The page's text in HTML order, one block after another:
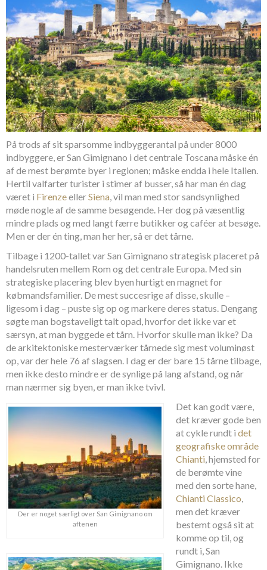
På trods af sit sparsomme indbyggerantal på under 8000
indbyggere, er San Gimignano i det centrale Toscana måske én
af de mest berømte byer i regionen; måske endda i hele Italien.
Hertil valfarter turister i stimer af busser, så har man én dag
været i FirenzeellerSiena , vil man med stor sandsynlighed
møde nogle af de samme besøgende. Her dog på væsentlig
mindre plads og med langt færre butikker og caféer at besøge.
Men er der én ting, man her her, så er det tårne.
Tilbage i 1200-tallet var San Gimignano strategisk placeret på
handelsruten mellem Rom og det centrale Europa. Med sin
strategiske placering blev byen hurtigt en magnet for
købmandsfamilier. De mest succesrige af disse, skulle –
ligesom i dag – puste sig op og markere deres status. Dengang
søgte man bogstaveligt talt opad, hvorfor det ikke var et
særsyn, at man byggede et tårn. Hvorfor skulle man ikke? Da
de arkitektoniske mesterværker tårnede sig mest voluminøst
op, var der hele 76 af slagsen. I dag er der bare 15 tårne tilbage,
men ikke desto mindre er de synlige på lang afstand, og når
man nærmer sig byen, er man ikke tvivl.
Der er noget særligt over San Gimignano om
aftenen
Det kan godt være,
det kræver gode ben
at cykle rundt i det
geografiske område
Chianti , hjemsted for
de berømte vine
med den sorte hane,
Chianti Classico
men det kræver
bestemt også sit at
komme op til, og
rundt i, San
Gimignano. Ikke